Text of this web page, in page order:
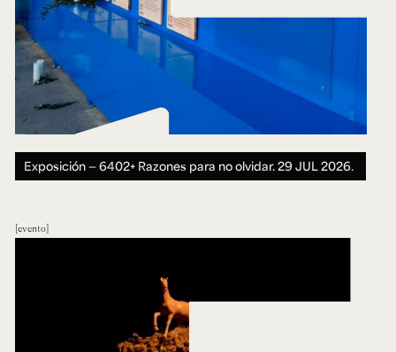
Exposición — 6402+ Razones para no olvidar.29 JUL 2026.
evento